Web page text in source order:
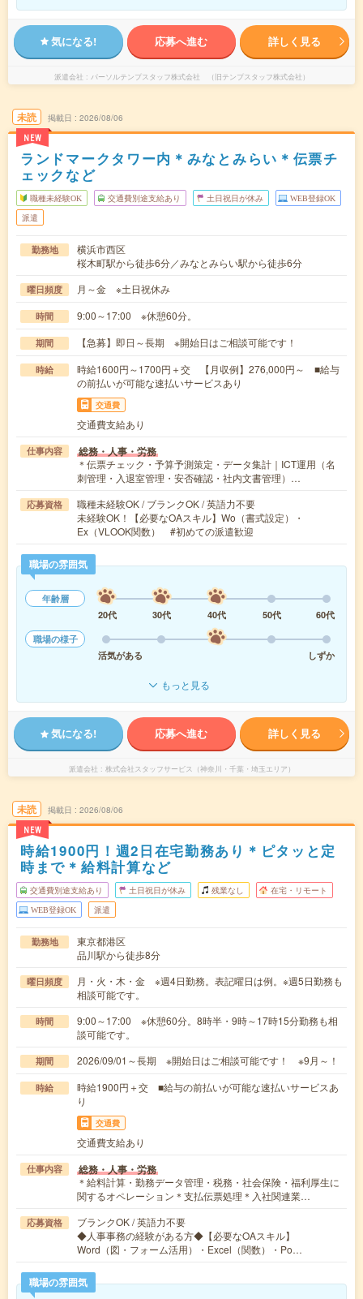
気になる! 応募へ進む 詳しく見る
派遣会社 パーソルテンプスタッフ株式会社 （旧テンプスタッフ株式会社）
未読
NEW
掲載日 2026/08/06
ランドマークタワー内＊みなとみらい＊伝票チ
ェックなど
職種未経験OK 交通費別途支給あり 土日祝日が休み WEB登録OK
派遣
勤務地
横浜市西区
桜木町駅から徒歩6分／みなとみらい駅から徒歩6分
曜日頻度 月～金 ※土日祝休み
時間 9:00～17:00 ※休憩60分。
期間 【急募】即日～長期 ※開始日はご相談可能です！
時給
時給1600円～1700円＋交 【月収例】276,000円～ ■給与
の前払いが可能な速払いサービスあり
交通費
交通費支給あり
仕事内容 総務・人事・労務
＊伝票チェック・予算予測策定・データ集計｜ICT運用（名
刺管理・入退室管理・安否確認・社内文書管理）…
応募資格
職種未経験OK / ブランクOK / 英語力不要
未経験OK！【必要なOAスキル】Wo（書式設定）・
Ex（VLOOK関数） #初めての派遣歓迎
職場の雰囲気
年齢層
20代
30代 40代 50代
60代
職場の様子
活気がある
しずか
もっと見る
気になる! 応募へ進む 詳しく見る
派遣会社 株式会社スタッフサービス（神奈川・千葉・埼玉エリア）
未読
NEW
掲載日 2026/08/06
時給1900円！週2日在宅勤務あり＊ピタッと定
時まで＊給料計算など
交通費別途支給あり 土日祝日が休み 残業なし 在宅・リモート
WEB登録OK 派遣
勤務地
東京都港区
品川駅から徒歩8分
曜日頻度
月・火・木・金 ※週4日勤務。表記曜日は例。※週5日勤務も
相談可能です。
時間
9:00～17:00 ※休憩60分。8時半・9時～17時15分勤務も相
談可能です。
期間 2026/09/01～長期 ※開始日はご相談可能です！ ※9月～！
時給
時給1900円＋交 ■給与の前払いが可能な速払いサービスあ
り
交通費
交通費支給あり
仕事内容 総務・人事・労務
＊給料計算・勤務データ管理・税務・社会保険・福利厚生に
関するオペレーション＊支払伝票処理＊入社関連業…
応募資格
ブランクOK / 英語力不要
◆人事事務の経験がある方◆【必要なOAスキル】
Word（図・フォーム活用）・Excel（関数）・Po…
職場の雰囲気